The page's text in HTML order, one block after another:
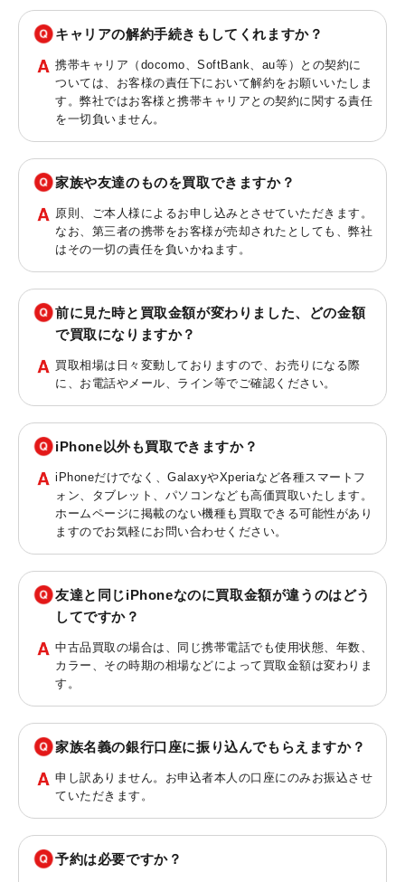
キャリアの解約手続きもしてくれますか？
携帯キャリア（docomo、SoftBank、au等）との契約に
ついては、お客様の責任下において解約をお願いいたしま
す。弊社ではお客様と携帯キャリアとの契約に関する責任
を一切負いません。
家族や友達のものを買取できますか？
原則、ご本人様によるお申し込みとさせていただきます。
なお、第三者の携帯をお客様が売却されたとしても、弊社
はその一切の責任を負いかねます。
前に見た時と買取金額が変わりました、どの金額
で買取になりますか？
買取相場は日々変動しておりますので、お売りになる際
に、お電話やメール、ライン等でご確認ください。
iPhone以外も買取できますか？
iPhoneだけでなく、GalaxyやXperiaなど各種スマートフ
ォン、タブレット、パソコンなども高価買取いたします。
ホームページに掲載のない機種も買取できる可能性があり
ますのでお気軽にお問い合わせください。
友達と同じiPhoneなのに買取金額が違うのはどう
してですか？
中古品買取の場合は、同じ携帯電話でも使用状態、年数、
カラー、その時期の相場などによって買取金額は変わりま
す。
家族名義の銀行口座に振り込んでもらえますか？
申し訳ありません。お申込者本人の口座にのみお振込させ
ていただきます。
予約は必要ですか？